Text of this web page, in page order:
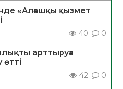
«Алғашқы қызмет
40 0
арттыруға
өтті
42 0